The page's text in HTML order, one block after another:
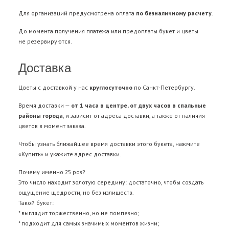
Для организаций предусмотрена оплата по безналичному расчету.
До момента получения платежа или предоплаты букет и цветы
не резервируются.
Доставка
Цветы с доставкой у нас круглосуточно по Санкт-Петербургу.
Время доставки — от 1 часа в центре, от двух часов в спальные
районы города, и зависит от адреса доставки, а также от наличия
цветов в момент заказа.
Чтобы узнать ближайшее время доставки этого букета, нажмите
«Купить» и укажите адрес доставки.
Почему именно 25 роз?
Это число находит золотую середину: достаточно, чтобы создать
ощущение щедрости, но без излишеств.
Такой букет:
* выглядит торжественно, но не помпезно;
* подходит для самых значимых моментов жизни;